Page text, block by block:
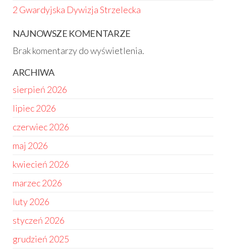
2 Gwardyjska Dywizja Strzelecka
NAJNOWSZE KOMENTARZE
Brak komentarzy do wyświetlenia.
ARCHIWA
sierpień 2026
lipiec 2026
czerwiec 2026
maj 2026
kwiecień 2026
marzec 2026
luty 2026
styczeń 2026
grudzień 2025